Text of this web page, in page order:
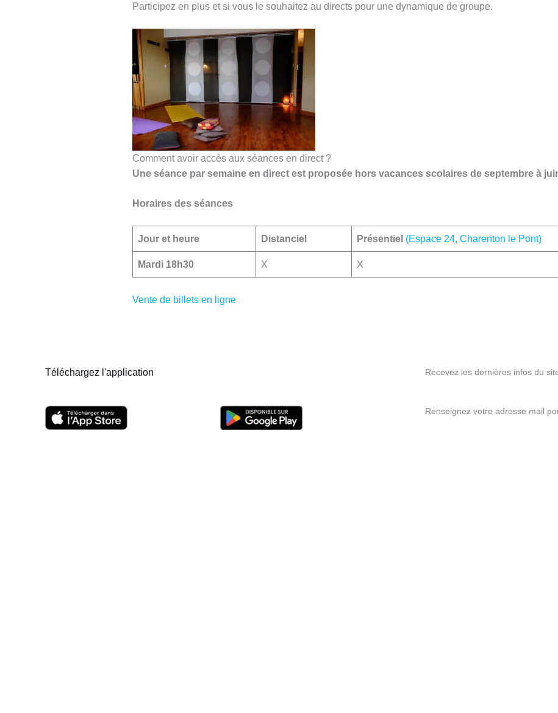
Participez en plus et si vous le souhaitez au directs pour une dynamique de groupe.
Comment avoir accès aux séances en direct ?
Une séance par semaine en direct est proposée hors vacances scolaires de septembre à
Horaires des séances
Jour et heure Distanciel Présentiel (Espace 24, Charenton le Pont)
Mardi 18h30 X X
Vente de billets en ligne
Téléchargez l'application Recevez les dernières infos du
Renseignez votre adresse mail